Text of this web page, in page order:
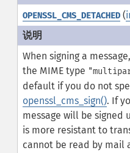
OPENSSL_CMS_DETACHED(
When signing a
the MIME type
default if you do not
openssl_cms_sign(). If
message will be signed
is more resistant to
cannot be read by mail